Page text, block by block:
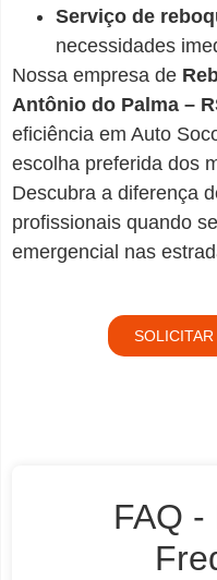
Serviço de
necessidades
Nossa empresa de
Antônio do Palma –
eficiência em Auto
escolha preferida dos
Descubra a diferença
profissionais quando
emergencial nas
FAQ -